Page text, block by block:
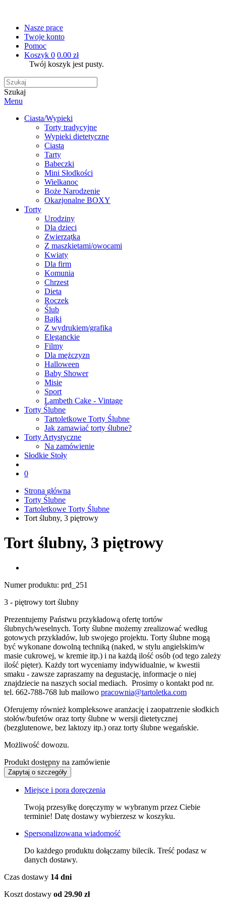
Nasze prace
Twoje konto
Pomoc
Koszyk 0 0.00 zł
Twój koszyk jest pusty.
Szukaj
Menu
Ciasta/Wypieki
Torty tradycyjne
Wypieki dietetyczne
Ciasta
Tarty
Babeczki
Mini Słodkości
Wielkanoc
Boże Narodzenie
Okazjonalne BOXY
Torty
Urodziny
Dla dzieci
Zwierzątka
Z maszkietami/owocami
Kwiaty
Dla firm
Komunia
Chrzest
Dieta
Roczek
Ślub
Bajki
Z wydrukiem/grafiką
Eleganckie
Filmy
Dla mężczyzn
Halloween
Baby Shower
Misie
Sport
Lambeth Cake - Vintage
Torty Ślubne
Tartoletkowe Torty Ślubne
Jak zamawiać torty ślubne?
Torty Artystyczne
Na zamówienie
Słodkie Stoły
0
Strona główna
Torty Ślubne
Tartoletkowe Torty Ślubne
Tort ślubny, 3 piętrowy
Tort ślubny, 3 piętrowy
Numer produktu: prd_251
3 - piętrowy tort ślubny
Prezentujemy Państwu przykładową ofertę tortów
ślubnych/weselnych. Torty ślubne możemy zrealizować według
gotowych przykładów, lub swojego projektu. Torty ślubne mogą
być wykonane dowolną techniką (naked, w stylu angielskim/w
masie cukrowej, w kremie itp.) i na każdą ilość osób (od tego zależy
ilość pięter). Każdy tort wyceniamy indywidualnie, w kwestii
smaku - zawsze zapraszamy na degustację, informacje o niej
znajdziecie na naszych social mediach. Prosimy o kontakt pod nr.
tel. 662-788-768 lub mailowo pracownia@tartoletka.com
Oferujemy również kompleksowe aranżację i zaopatrzenie słodkich
stołów/bufetów oraz torty ślubne w wersji dietetycznej
(bezglutenowe, bez laktozy itp.) oraz torty ślubne wegańskie.
Możliwość dowozu.
Produkt dostępny na zamówienie
Zapytaj o szczegóły
Miejsce i pora doręczenia
Twoją przesyłkę doręczymy w wybranym przez Ciebie
terminie! Datę dostawy wybierzesz w koszyku.
Spersonalizowana wiadomość
Do każdego produktu dołączamy bilecik. Treść podasz w
danych dostawy.
Czas dostawy 14 dni
Koszt dostawy od 29.90 zł